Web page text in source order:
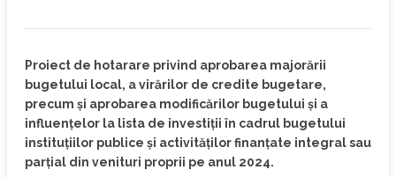
Proiect de hotarare privind aprobarea majorării
bugetului local, a virărilor de credite bugetare,
precum și aprobarea modificărilor bugetului și a
influențelor la lista de investiții în cadrul bugetului
instituţiilor publice şi activităţilor finanţate integral sau
parţial din venituri proprii pe anul 2024.